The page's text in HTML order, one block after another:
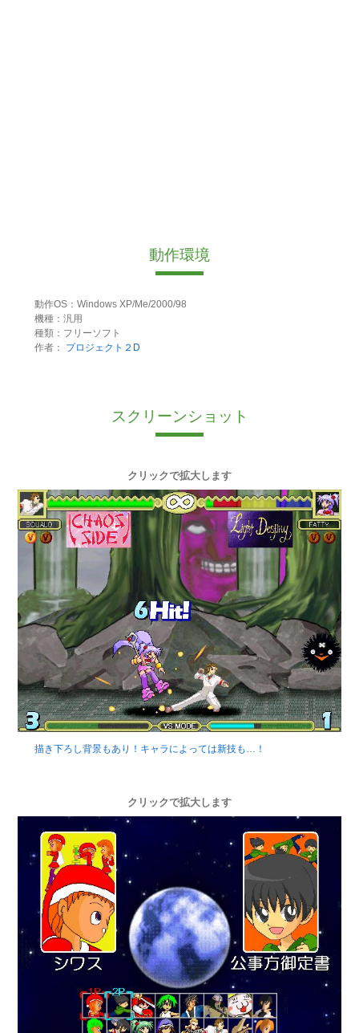
動作環境
動作OS：Windows XP/Me/2000/98
機種：汎用
種類：フリーソフト
作者：
プロジェクト２D
スクリーンショット
クリックで拡大します
描き下ろし背景もあり！キャラによっては新技も…！
クリックで拡大します